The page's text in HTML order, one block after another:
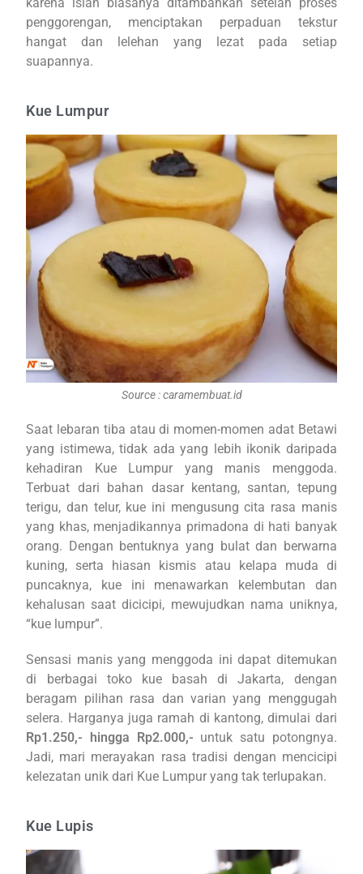
penggorengan, menciptakan perpaduan tekstur
hangat dan lelehan yang lezat pada setiap
suapannya.
Kue Lumpur
Source : caramembuat.id
Saat lebaran tiba atau di momen-momen adat Betawi
yang istimewa, tidak ada yang lebih ikonik daripada
kehadiran Kue Lumpur yang manis menggoda.
Terbuat dari bahan dasar kentang, santan, tepung
terigu, dan telur, kue ini mengusung cita rasa manis
yang khas, menjadikannya primadona di hati banyak
orang. Dengan bentuknya yang bulat dan berwarna
kuning, serta hiasan kismis atau kelapa muda di
puncaknya, kue ini menawarkan kelembutan dan
kehalusan saat dicicipi, mewujudkan nama uniknya,
“kue lumpur”.
Sensasi manis yang menggoda ini dapat ditemukan
di berbagai toko kue basah di Jakarta, dengan
beragam pilihan rasa dan varian yang menggugah
selera. Harganya juga ramah di kantong, dimulai dari
Rp1.250,- hingga Rp2.000,- untuk satu potongnya.
Jadi, mari merayakan rasa tradisi dengan mencicipi
kelezatan unik dari Kue Lumpur yang tak terlupakan.
Kue Lupis